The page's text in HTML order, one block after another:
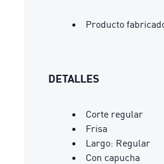
Producto
DETALLES
Corte regular
Frisa
Largo: Regular
Con capucha